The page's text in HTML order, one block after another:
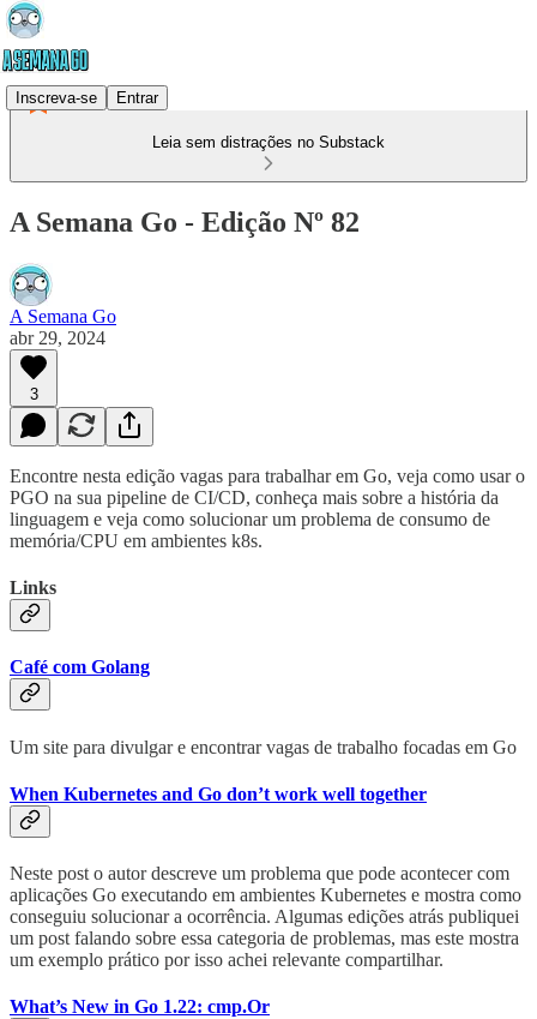
Inscreva-se Entrar
Leia sem distrações no Substack
A Semana Go - Edição Nº 82
A Semana Go
abr 29, 2024
3
Encontre nesta edição vagas para trabalhar em Go, veja como usar o
PGO na sua pipeline de CI/CD, conheça mais sobre a história da
linguagem e veja como solucionar um problema de consumo de
memória/CPU em ambientes k8s.
Links
Café com Golang
Um site para divulgar e encontrar vagas de trabalho focadas em Go
When Kubernetes and Go don’t work well together
Neste post o autor descreve um problema que pode acontecer com
aplicações Go executando em ambientes Kubernetes e mostra como
conseguiu solucionar a ocorrência. Algumas edições atrás publiquei
um post falando sobre essa categoria de problemas, mas este mostra
um exemplo prático por isso achei relevante compartilhar.
What’s New in Go 1.22: cmp.Or